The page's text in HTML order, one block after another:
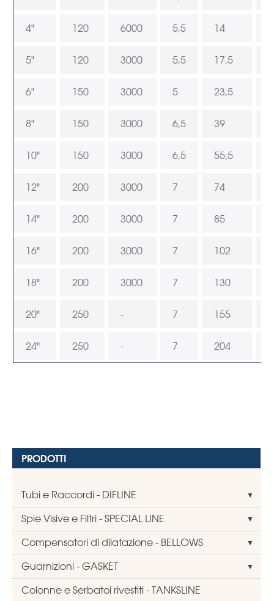
PRODOTTI
Tubi e Raccordi - DIFLINE
Spie Visive e Filtri - SPECIAL LINE
Compensatori di dilatazione - BELLOWS
Guarnizioni - GASKET
Colonne e Serbatoi rivestiti - TANKSLINE
4" 120 6000 5,5 14
5" 120 3000 5,5 17,5
6" 150 3000 5 23,5
8" 150 3000 6,5 39
10" 150 3000 6,5 55,5
12" 200 3000 7 74
14" 200 3000 7 85
16" 200 3000 7 102
18" 200 3000 7 130
20" 250 - 7 155
24" 250 - 7 204